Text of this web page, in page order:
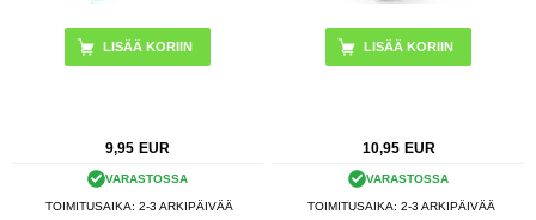
9,95 EUR
VARASTOSSA
TOIMITUSAIKA: 2-3 ARKIPÄIVÄÄ
10,95 EUR
VARASTOSSA
TOIMITUSAIKA: 2-3 ARKIPÄIVÄÄ